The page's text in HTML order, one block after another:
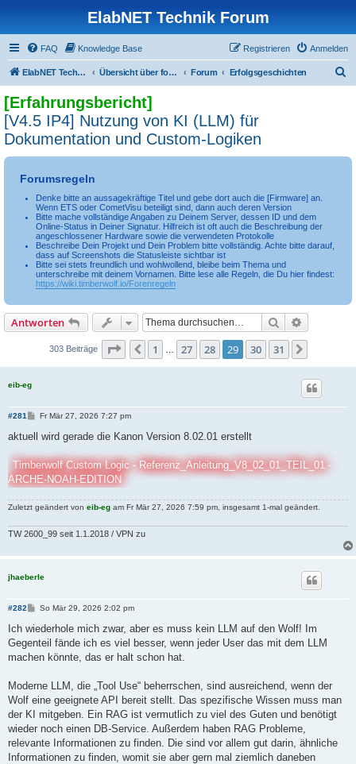
ElabNET Technik Forum
FAQ Knowledge Base Anmelden
Registrieren
ElabNET Technik Forum Übersicht über forum.timberwolf.io Forum Erfolgsgeschichten
[Erfahrungsbericht]
[V4.5 IP4] Nutzung von KI (LLM) für
Dokumentation und Custom-Logiken
Forumsregeln
Denke bitte an aussagekräftige Titel und gebe dort auch die [Firmware] an.
Wenn ETS oder CometVisu beteiligt sind, dann auch deren Version
Bitte mache vollständige Angaben zu Deinem Server, dessen ID und dem
Online-Status in Deiner Signatur. Hilfreich ist oft auch die Beschreibung der
angeschlossener Hardware sowie die verwendeten Protokolle
Beschreibe Dein Projekt und Dein Problem bitte vollständig. Achte bitte darauf,
dass auf Screenshots die Statusleiste sichtbar ist
Bitte sei stets freundlich und wohlwollend, bleibe beim Thema und
unterschreibe mit deinem Vornamen. Bitte lese alle Regeln, die Du hier findest:
https://wiki.timberwolf.io/Forenregeln
Antworten Suche
303 Beiträge Seite 29 von 31
Vorherige
1 27 28 29 30 31
eib-eg
#281
B
i
a
Fr Mär 27, 2026 7:27 pm
aktuell wird gerade die Kanon Version 8.02.01 erstellt
Timberwolf Custom Logic - Referenz_Anleitung_V8_02_01_TEIL_01 -
ARCHE-NOAH-EDITION
Zuletzt geändert von eib-eg am Fr Mär 27, 2026 7:59 pm, insgesamt 1-mal geändert.
TW 2600_99 seit 1.1.2018 / VPN zu
jhaeberle
#282
B
i
r
a
So Mär 29, 2026 2:02 pm
Ich wiederhole mich zwar, aber es muss kein LLM auf den Wolf! Im
Gegenteil fände ich es viel besser, wenn jeder User das mit dem LLM
machen könnte, das er halt schon hat.
Moderne LLM, die „Tool Use“ beherrschen, sind ausreichend, wenn der
Wolf eine geeignete API bereit stellt. Das spezifische Wissen muss man
der KI mitgeben. Ein RAG ist vermutlich zu viel des Guten und benötigt
wieder noch einen DB-Service. Außerdem haben RAG Probleme,
relevante Informationen zu finden. Die sind vor allem gut darin, ähnliche
Informationen zu finden, womit sie aber gern mal ziemlich daneben